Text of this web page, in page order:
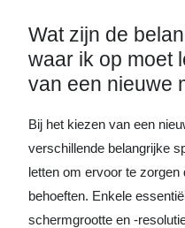
Wat zijn de
waar ik op moet
van een nieuwe
Bij het kiezen van een
verschillende belangrijke
letten om ervoor te zorgen
behoeften. Enkele
schermgrootte en -